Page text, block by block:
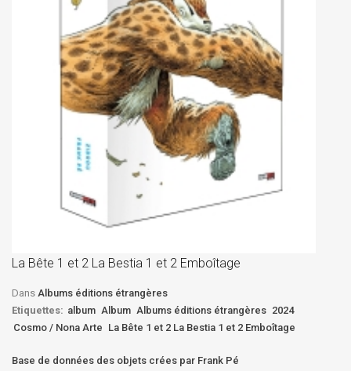
La Bête 1 et 2 La Bestia 1 et 2 Emboîtage
Dans Albums éditions étrangères
Etiquettes: album Album Albums éditions étrangères 2024
Cosmo / Nona Arte La Bête 1 et 2 La Bestia 1 et 2 Emboîtage
Base de données des objets crées par Frank Pé